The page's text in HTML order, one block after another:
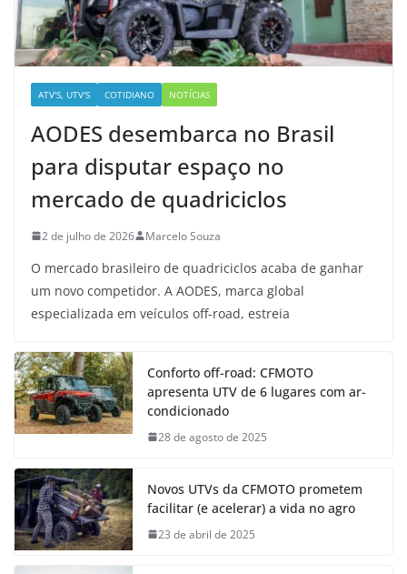
ATV'S, UTV'S COTIDIANO NOTÍCIAS
AODES desembarca no Brasil
para disputar espaço no
mercado de quadriciclos
2 de julho de 2026 Marcelo Souza
O mercado brasileiro de quadriciclos acaba de ganhar
um novo competidor. A AODES, marca global
especializada em veículos off-road, estreia
Conforto off-road: CFMOTO
apresenta UTV de 6 lugares com ar-
condicionado
28 de agosto de 2025
Novos UTVs da CFMOTO prometem
facilitar (e acelerar) a vida no agro
23 de abril de 2025